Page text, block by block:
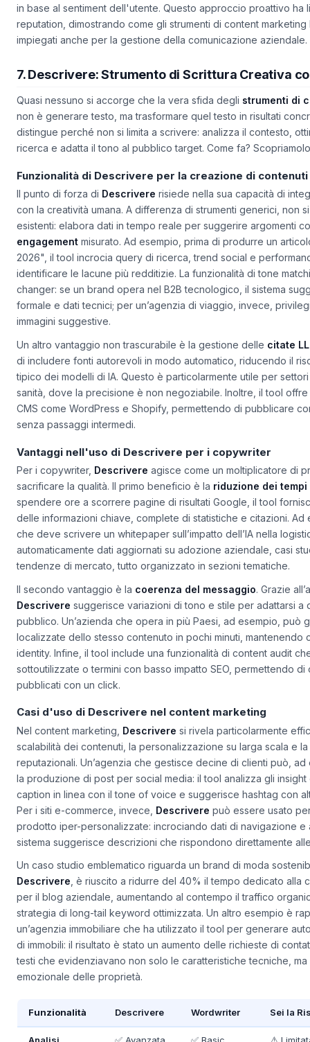
negativi sui social media, generando automaticamente risposte
in base al sentiment dell'utente. Questo approccio proattivo ha
reputation, dimostrando come gli strumenti di content
Quasi nessuno si accorge che la vera sfida deglistrumenti di
non è generare testo, ma trasformare quel testo in risultati
distingue perché non si limita a scrivere: analizza il contesto,
Funzionalità di Descrivere per la creazione di contenuti
Il punto di forza diDescrivererisiede nella sua capacità di
con la creatività umana. A differenza di strumenti generici, non
esistenti: elabora dati in tempo reale per suggerire argomenti
engagementmisurato. Ad esempio, prima di produrre un
2026", il tool incrocia query di ricerca, trend social e
identificare le lacune più redditizie. La funzionalità ditone
changer: se un brand opera nel B2B tecnologico, il sistema
formale e dati tecnici; per un’agenzia di viaggio, invece,
immagini suggestive.
Un altro vantaggio non trascurabile è la gestione dellecitate
di includere fonti autorevoli in modo automatico, riducendo il
tipico dei modelli di IA. Questo è particolarmente utile per
sanità, dove la precisione è non negoziabile. Inoltre, il tool
CMS come WordPress e Shopify, permettendo di pubblicare
Vantaggi nell'uso di Descrivere per i copywriter
Per i copywriter, Descrivere agisce come un moltiplicatore di
sacrificare la qualità. Il primo beneficio è la riduzione dei
spendere ore a scorrere pagine di risultati Google, il tool
delle informazioni chiave, complete di statistiche e citazioni. Ad
che deve scrivere un whitepaper sull’impatto dell’IA nella
automaticamente dati aggiornati su adozione aziendale, casi
tendenze di mercato, tutto organizzato in sezioni tematiche.
Il secondo vantaggio è lacoerenza del messaggio . Grazie
Descriveresuggerisce variazioni di tono e stile per adattarsi a
pubblico. Un’azienda che opera in più Paesi, ad esempio, può
localizzate dello stesso contenuto in pochi minuti, mantenendo
identity. Infine, il tool include una funzionalità di content audit
sottoutilizzate o termini con basso impatto SEO, permettendo di
Casi d'uso di Descrivere nel content marketing
Nel content marketing,Descrivere si rivela particolarmente
scalabilità dei contenuti, la personalizzazione su larga scala e
reputazionali. Un’agenzia che gestisce decine di clienti può,
la produzione di post per social media: il tool analizza gli
caption in linea con il tone of voice e suggerisce hashtag con
Per i siti e-commerce, invece,Descrivere può essere usato
prodotto iper-personalizzate: incrociando dati di navigazione e
sistema suggerisce descrizioni che rispondono direttamente
Un caso studio emblematico riguarda un brand di moda
Descrivere, è riuscito a ridurre del 40% il tempo dedicato alla
per il blog aziendale, aumentando al contempo il traffico
strategia di long-tail keyword ottimizzata. Un altro esempio è
un’agenzia immobiliare che ha utilizzato il tool per generare
di immobili: il risultato è stato un aumento delle richieste di
testi che evidenziavano non solo le caratteristiche tecniche,
Funzionalità Descrivere Wordwriter Sei la